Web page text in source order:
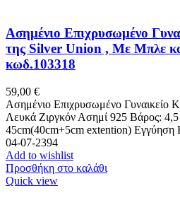
Ασημένιο Επιχρυσωμένο
της Silver Union , Με Μπλε
κωδ.103318
59,00 €
Ασημένιο Επιχρυσωμένο Γυναικείo
Λευκά Ζιργκόν Ασημί 925 Βάρος:
45cm(40cm+5cm extention)
04-07-2394
Add to wishlist
Προσθήκη στο καλάθι
Quick view